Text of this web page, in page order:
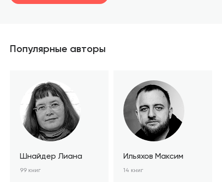
Популярные авторы
Шнайдер Лиана
99 книг
Ильяхов Максим
14 книг